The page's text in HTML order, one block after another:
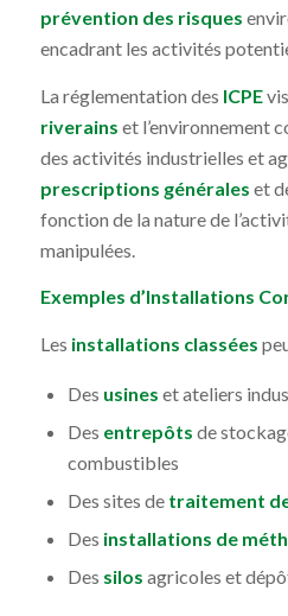
prévention des risques
encadrant les activités
La réglementation des ICPE
riverains et l’environnement
des activités industrielles et
prescriptions générales et
fonction de la nature de
manipulées.
Exemples d’Installations
Les installations classées
Des usines et ateliers
Des entrepôts de
combustibles
Des sites de traitement
Des installations de
Des silos agricoles et